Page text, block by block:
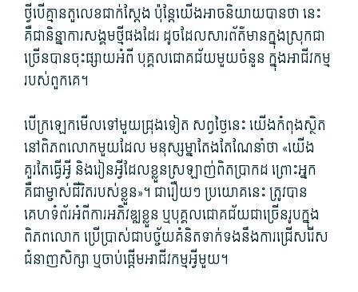
ថ្វីបើ​គ្មាន​តួលេខ​ជាក់​ស្ដែង ប៉ុន្តែ​យើង​អាច​និយាយ​បាន​ថា នេះ​
គឺជា​និន្នាការ​សង្គមថ្មី​ផង​ដែរ ដូចដែល​សារព័ត៌មាន​ក្នុង​ស្រុក​ជា
ច្រើន​បាន​ចុះផ្សាយ​អំពី បុគ្គល​ជោគជ័យ​មួយ​ចំនួន ក្នុង​អាជីវកម្ម​
របស់​ពួក​គេ។
បើ​ក្រឡេក​មើល​ទៅ​មួយ​ជ្រុង​ទៀត សព្វថ្ងៃ​នេះ យើង​កំពុង​ស្ថិត
នៅ​ពិភពលោក​មួយ​ដែល មនុស្សម្នា​តែងតែ​ណែនាំ​ថា «យើង​
គួរតែ​ធ្វើអ្វី និង​រៀន​អ្វី​ដែល​ខ្លួន​ស្រឡាញ់​ពិតប្រាកដ ព្រោះ​អ្នក​
គឺជា​ម្ចាស់ជីវិត​របស់​ខ្លួន»។ ជា​រឿយ​ៗ ប្រយោគ​នេះ ត្រូ​វ​បាន​
គេហទំព័រ​អំពី​ការ​អភិវឌ្ឍ​ខ្លួន​ ឬ​បុគ្គល​ជោគជ័យ​ជាច្រើន​រូប​ក្នុង​
ពិភពលោក ប្រើប្រាស់​ជា​បច្ច័យ​គំនិត​ទាក់ទង​នឹង​ការ​ជ្រើសរើស​
ជំនាញ​សិក្សា ឬ​ចាប់​ផ្តើម​អាជីវកម្ម​អ្វីមួយ។